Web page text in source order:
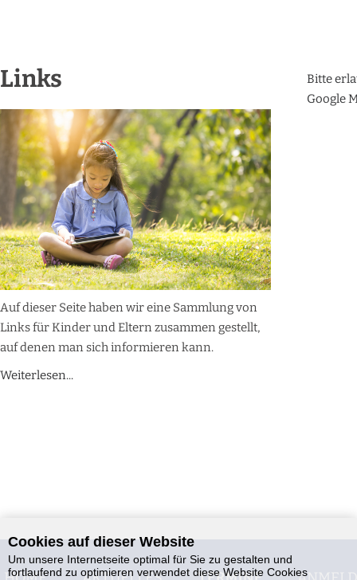
Links
Auf dieser Seite haben wir eine Sammlung von
Links für Kinder und Eltern zusammen gestellt,
auf denen man sich informieren kann.
Weiterlesen...
Bitte
Google
Cookies auf dieser Website
Um unsere Internetseite optimal für Sie zu gestalten und
fortlaufend zu optimieren verwendet diese Website Cookies